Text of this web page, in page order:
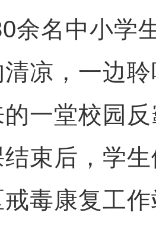
余名中小学
凉，一边
一堂校园
束后，学
毒康复工